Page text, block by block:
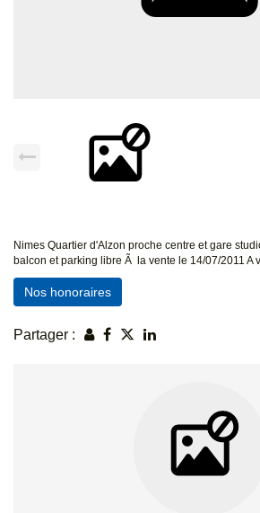
Nimes Quartier d'Alzon proche centre et gare
balcon et parking libre Ã la vente le 14/07/2011 A
Nos honoraires
Partager :